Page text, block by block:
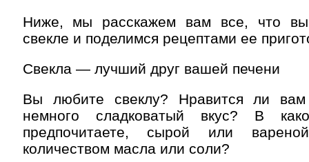
Ниже, мы расскажем вам все, что
свекле и поделимся рецептами ее
Свекла — лучший друг вашей печени
Вы любите свеклу? Нравится ли
немного сладковатый вкус? В
предпочитаете, сырой или
количеством масла или соли?